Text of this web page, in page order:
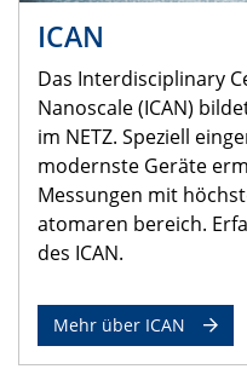
ICAN
Das Interdisciplinary
Nanoscale (ICAN)
im NETZ. Speziell
modernste Geräte
Messungen mit
atomaren bereich.
des ICAN.
Mehr über ICAN